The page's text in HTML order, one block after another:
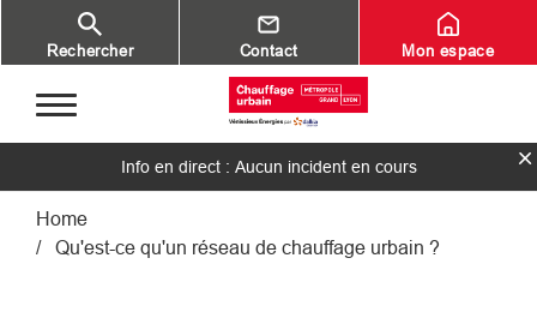
Aller au contenu principal
Rechercher Contact Mon espace
Info en direct : Aucun incident en cours
Fil d'Ariane
Home
Qu'est-ce qu'un réseau de chauffage urbain ?